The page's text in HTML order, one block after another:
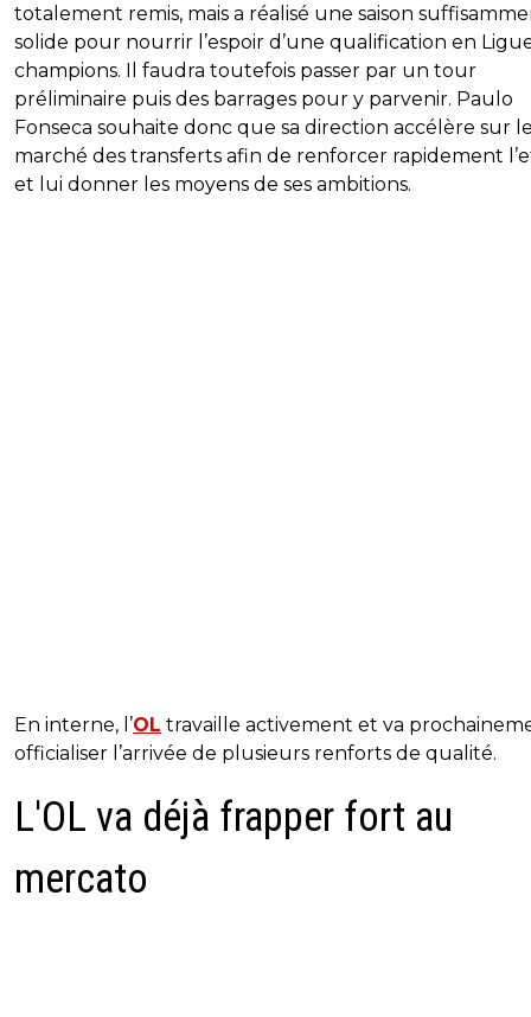
totalement remis, mais a réalisé une saison
solide pour nourrir l’espoir d’une qualification en
champions. Il faudra toutefois passer par un tour
préliminaire puis des barrages pour y parvenir. Paulo
Fonseca souhaite donc que sa direction accélère sur
marché des transferts afin de renforcer rapidement
et lui donner les moyens de ses ambitions.
En interne, l’OL travaille activement et va
officialiser l’arrivée de plusieurs renforts de qualité.
L'OL va déjà frapper fort au
mercato